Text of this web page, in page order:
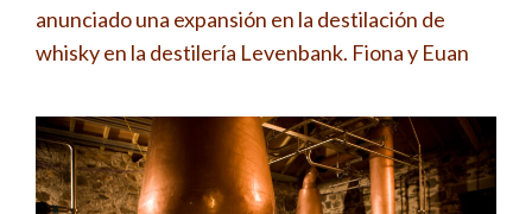
anunciado una expansión en la destilación de
whisky en la destilería Levenbank. Fiona y Euan